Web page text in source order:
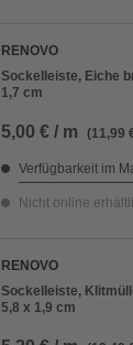
RENOVO
Sockelleiste, Eiche
1,7 cm
5,00 € / m (11,99
Verfügbarkeit im
Nicht online
RENOVO
Sockelleiste,
5,8 x 1,9 cm